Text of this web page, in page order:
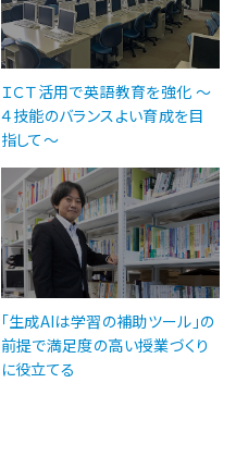
ＩＣＴ活用で英語教育を強化 ～
４技能のバランスよい育成を目
指して～
「生成AIは学習の補助ツール」の
前提で満足度の高い授業づくり
に役立てる